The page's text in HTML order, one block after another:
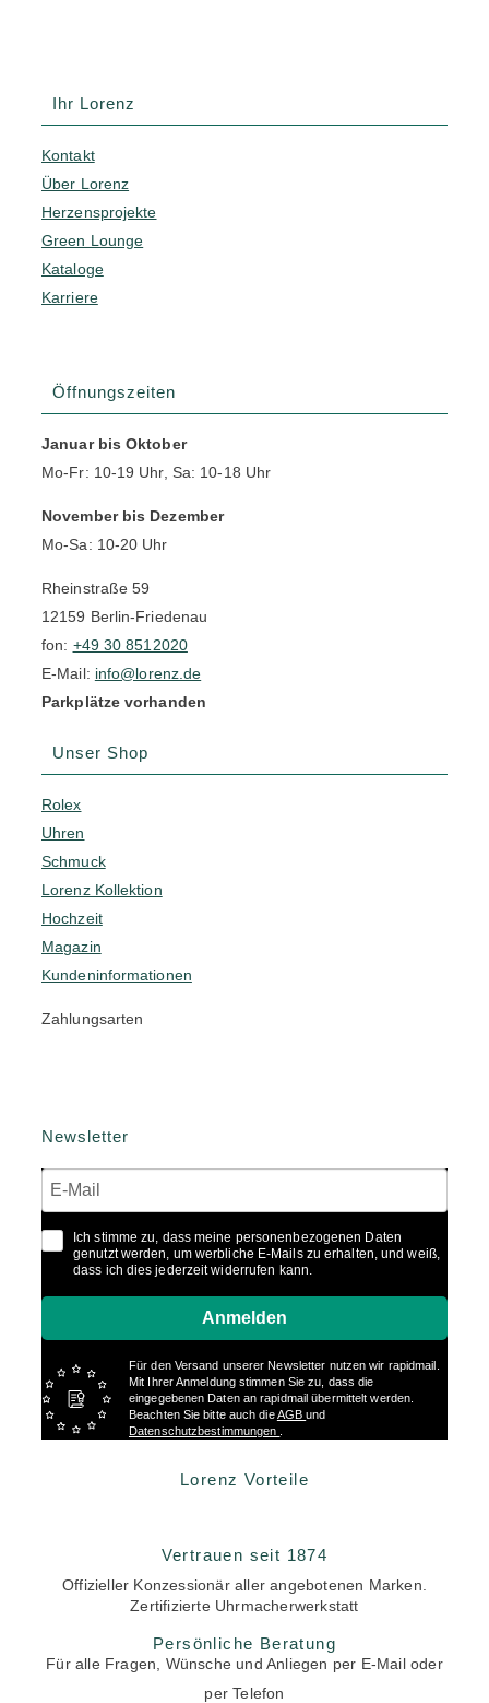
Ihr Lorenz
Kontakt
Über Lorenz
Herzensprojekte
Green Lounge
Kataloge
Karriere
Öffnungszeiten
Januar bis Oktober
Mo-Fr: 10-19 Uhr, Sa: 10-18 Uhr
November bis Dezember
Mo-Sa: 10-20 Uhr
Rheinstraße 59
12159 Berlin-Friedenau
fon: +49 30 8512020
E-Mail: info@lorenz.de
Parkplätze vorhanden
Unser Shop
Rolex
Uhren
Schmuck
Lorenz Kollektion
Hochzeit
Magazin
Kundeninformationen
Zahlungsarten
Newsletter
Ich stimme zu, dass meine personenbezogenen Daten
genutzt werden, um werbliche E-Mails zu erhalten, und weiß,
dass ich dies jederzeit widerrufen kann.
Anmelden
Für den Versand unserer Newsletter nutzen wir rapidmail.
Mit Ihrer Anmeldung stimmen Sie zu, dass die
eingegebenen Daten an rapidmail übermittelt werden.
Beachten Sie bitte auch dieAGBund
Datenschutzbestimmungen
Lorenz Vorteile
Vertrauen seit 1874
Offizieller Konzessionär aller angebotenen Marken.
Zertifizierte Uhrmacherwerkstatt
Persönliche Beratung
Für alle Fragen, Wünsche und Anliegen per E-Mail oder
per Telefon